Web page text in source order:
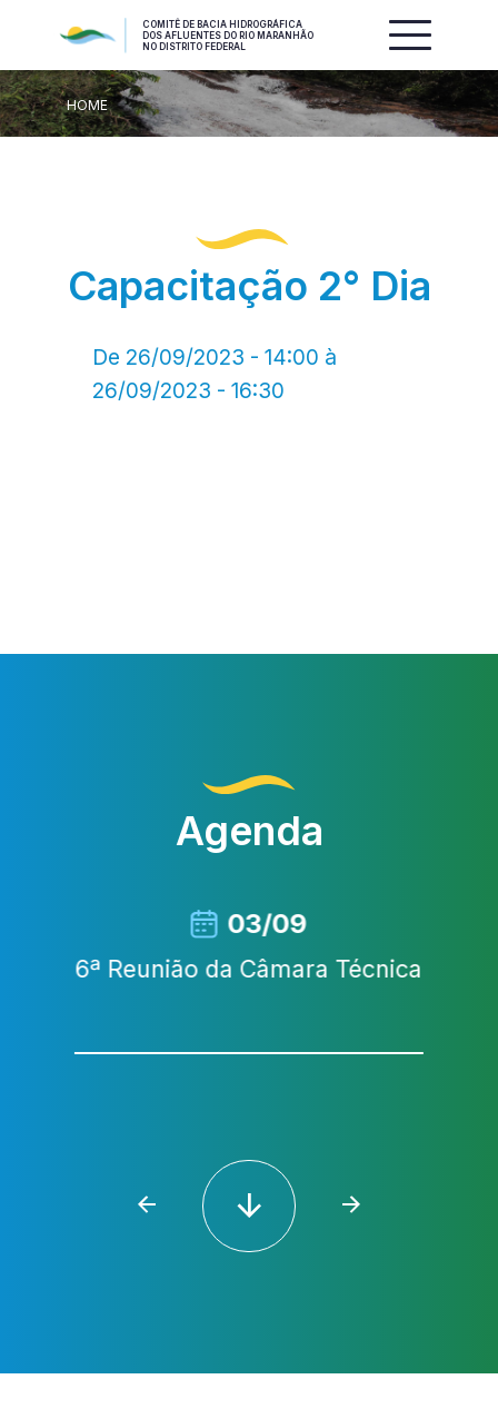
COMITÊ DE BACIA HIDROGRÁFICA
DOS AFLUENTES DO RIO MARANHÃO
NO DISTRITO FEDERAL
HOME
Capacitação 2° Dia
De 26/09/2023 - 14:00 à
26/09/2023 - 16:30
Agenda
03/09
6ª Reunião da Câmara Técnica